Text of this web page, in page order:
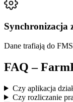
Synchronizacja
Dane trafiają do
FAQ –
Czy aplikacja
Czy rozliczanie